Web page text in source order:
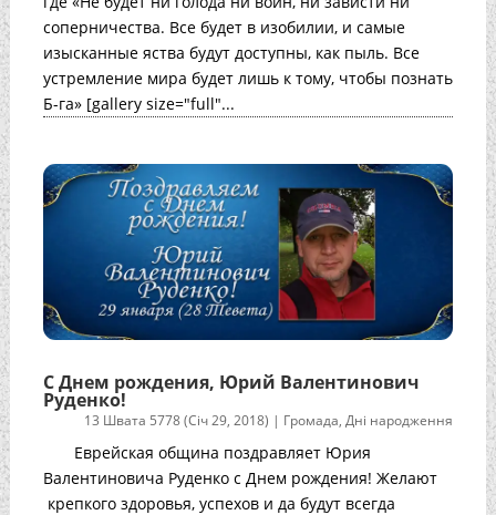
соперничества. Все будет в изобилии, и самые
изысканные яства будут доступны, как пыль. Все
устремление мира будет лишь к тому, чтобы познать
Б-га» [gallery size="full"...
С Днем рождения, Юрий Валентинович
Руденко!
13 Швата 5778 (Січ 29, 2018) | Громада,Дні народження
Еврейская община поздравляет Юрия
Валентиновича Руденко с Днем рождения! Желают
крепкого здоровья, успехов и да будут всегда